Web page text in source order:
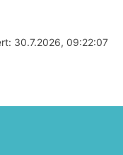
30.7.2026, 09:22:07